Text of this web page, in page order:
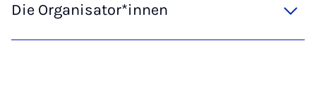
Die Organisator*innen